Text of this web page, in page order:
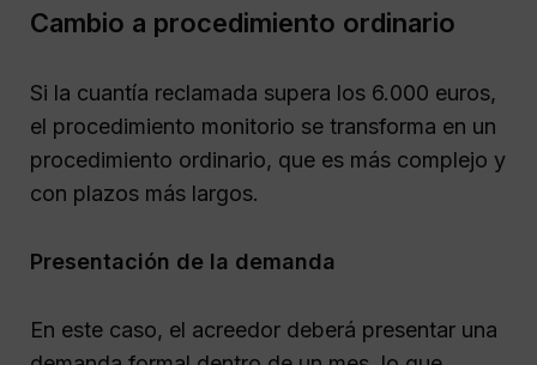
Cambio a procedimiento ordinario
Si la cuantía reclamada supera los 6.000 euros,
el procedimiento monitorio se transforma en un
procedimiento ordinario, que es más complejo y
con plazos más largos.
Presentación de la demanda
En este caso, el acreedor deberá presentar una